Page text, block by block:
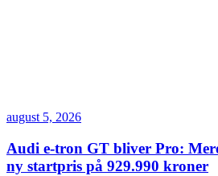
august 5, 2026
Audi e-tron GT bliver Pro:
ny startpris på 929.990 kroner